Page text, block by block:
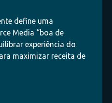
define uma
Media “boa de
experiência do
maximizar receita de